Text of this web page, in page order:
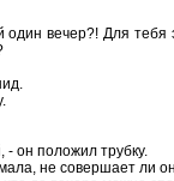
вечер?! Для
он положил трубку.
не совершает ли